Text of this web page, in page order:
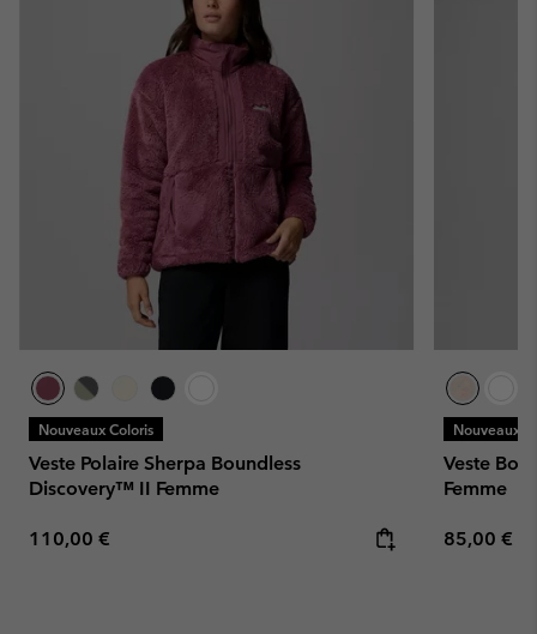
Nouveaux Coloris
Veste Polaire Sherpa Boundless
Discovery™ II Femme
Regular price:
110,00 €
Nouveaux
Veste
Femme
Regular
85,00 €